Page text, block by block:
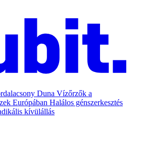
Duna Vízőrzők a
Európában Halálos génszerkesztés
kívülállás